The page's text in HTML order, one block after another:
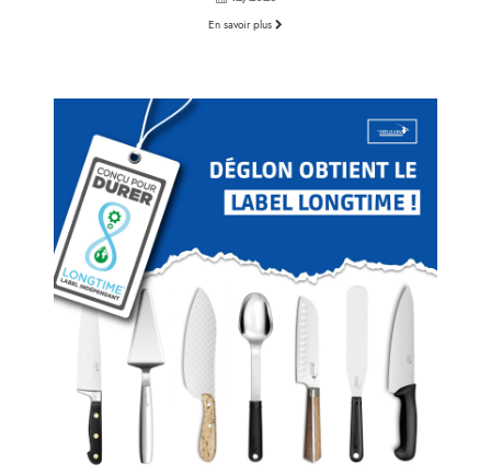
En savoir plus